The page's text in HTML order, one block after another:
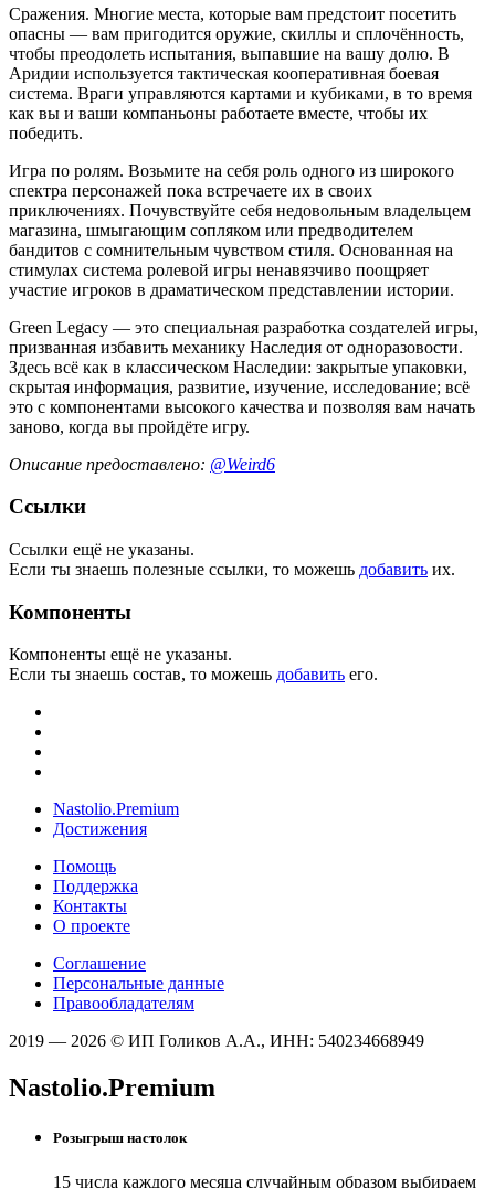
Сражения. Многие места, которые вам предстоит посетить
опасны — вам пригодится оружие, скиллы и сплочённость,
чтобы преодолеть испытания, выпавшие на вашу долю. В
Аридии используется тактическая кооперативная боевая
система. Враги управляются картами и кубиками, в то время
как вы и ваши компаньоны работаете вместе, чтобы их
победить.
Игра по ролям. Возьмите на себя роль одного из широкого
спектра персонажей пока встречаете их в своих
приключениях. Почувствуйте себя недовольным владельцем
магазина, шмыгающим сопляком или предводителем
бандитов с сомнительным чувством стиля. Основанная на
стимулах система ролевой игры ненавязчиво поощряет
участие игроков в драматическом представлении истории.
Green Legacy — это специальная разработка создателей игры,
призванная избавить механику Наследия от одноразовости.
Здесь всё как в классическом Наследии: закрытые упаковки,
скрытая информация, развитие, изучение, исследование; всё
это с компонентами высокого качества и позволяя вам начать
заново, когда вы пройдёте игру.
Описание предоставлено: @Weird6
Ссылки
Ссылки ещё не указаны.
Если ты знаешь полезные ссылки, то можешь добавить их.
Компоненты
Компоненты ещё не указаны.
Если ты знаешь состав, то можешь добавить его.
Nastolio.Premium
Достижения
Помощь
Поддержка
Контакты
О проекте
Соглашение
Персональные данные
Правообладателям
2019 — 2026 © ИП Голиков А.А., ИНН: 540234668949
Nastolio.Premium
Розыгрыш настолок
15 числа каждого месяца случайным образом выбираем